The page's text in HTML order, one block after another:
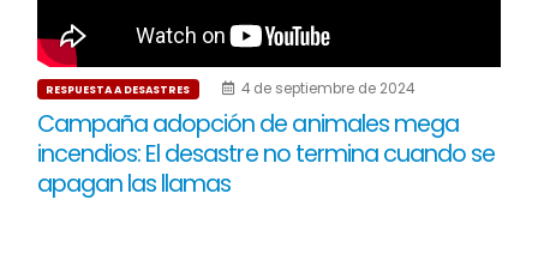
RESPUESTA A DESASTRES 4 de septiembre de 2024
Campaña adopción de animales mega
incendios: El desastre no termina cuando se
apagan las llamas